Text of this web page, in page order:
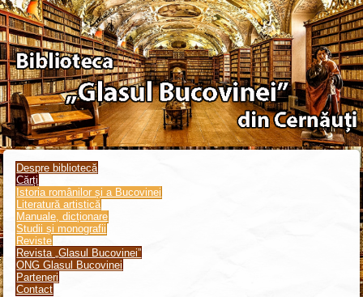
Despre bibliotecă
Cărți
Istoria românilor și a Bucovinei
Literatură artistică
Manuale, dicționare
Studii și monografii
Reviste
Revista „Glasul Bucovinei”
ONG Glasul Bucovinei
Parteneri
Contact